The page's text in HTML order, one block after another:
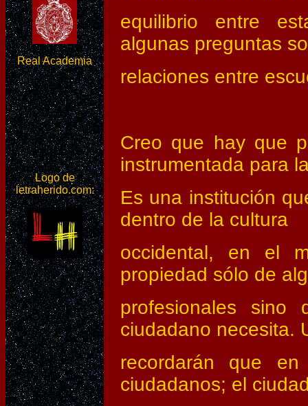
Real Academia
Logo de
letraherido.com:
equilibrio entre
algunas preguntas
relaciones entre
Creo que hay que
instrumentada para
Es una institución
dentro de la cultura
occidental, en el
propiedad sólo de
profesionales
ciudadano necesita.
recordarán que
ciudadanos; el